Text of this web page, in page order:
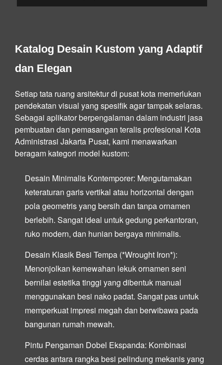
Katalog Desain Kustom yang Adaptif
dan Elegan
Setiap tata ruang arsitektur di pusat kota memerlukan
pendekatan visual yang spesifik agar tampak selaras.
Sebagai aplikator berpengalaman dalam industri jasa
pembuatan dan pemasangan teralis profesional Kota
Administrasi Jakarta Pusat, kami menawarkan
beragam kategori model kustom:
Desain Minimalis Kontemporer: Mengutamakan
keteraturan garis vertikal atau horizontal dengan
pola geometris yang bersih dan tanpa ornamen
berlebih. Sangat ideal untuk gedung perkantoran,
ruko modern, dan hunian bergaya minimalis.
Desain Klasik Besi Tempa (*Wrought Iron*):
Menonjolkan kemewahan lekuk ornamen seni
bernilai estetika tinggi yang dibentuk manual
menggunakan besi nako padat. Sangat pas untuk
memperkuat impresi megah dan berwibawa pada
bangunan rumah mewah.
Pintu Pengaman Dobel Ekspanda: Kombinasi
cerdas antara rangka besi pelindung mekanis yang